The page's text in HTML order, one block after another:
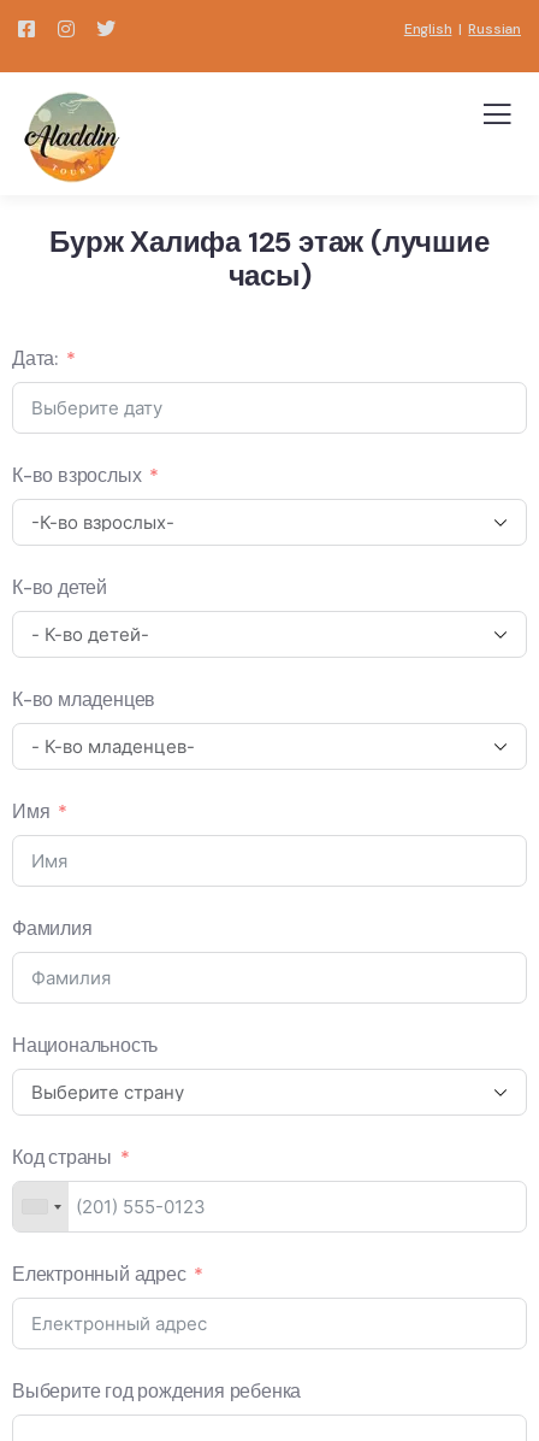
English |Russian
Бурж Халифа 125 этаж (лучшие
часы)
Дата:
К-во взрослых
К-во детей
К-во младенцев
Имя
Фамилия
Национальность
Код страны
Електронный адрес
Выберите год рождения ребенка